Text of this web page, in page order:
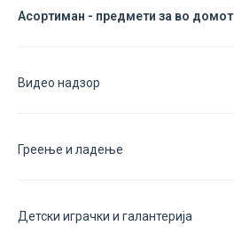
Асортиман - предмети за во домот
Видео надзор
Греење и ладење
Детски играчки и галантерија